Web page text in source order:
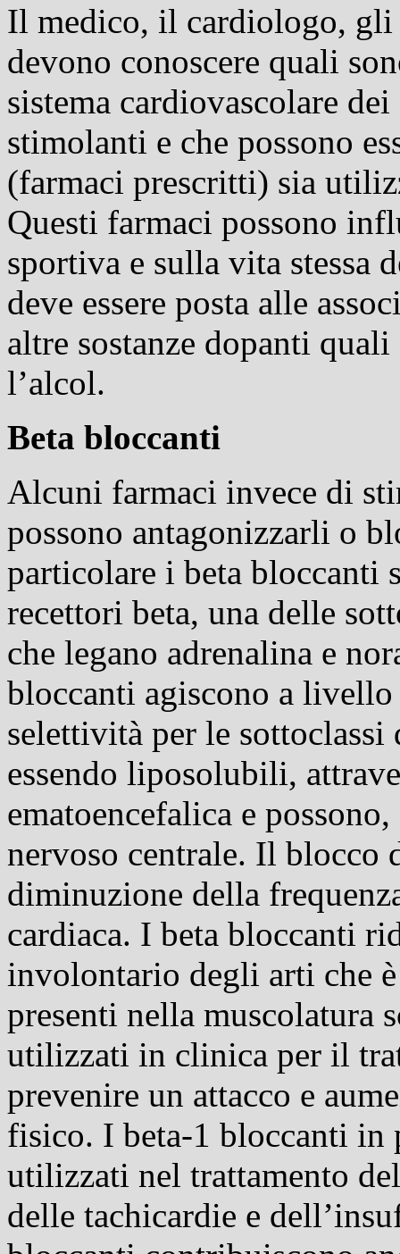
Il medico, il cardiologo,
devono conoscere quali
sistema cardiovascolare
stimolanti e che possono
(farmaci prescritti) sia
Questi farmaci possono
sportiva e sulla vita stessa
deve essere posta alle
altre sostanze dopanti
l’alcol.
Beta bloccanti
Alcuni farmaci invece di
possono antagonizzarli o
particolare i beta bloccanti
recettori beta, una delle
che legano adrenalina e
bloccanti agiscono a livello
selettività per le sottoclassi
essendo liposolubili,
ematoencefalica e
nervoso centrale. Il blocco
diminuzione della
cardiaca. I beta bloccanti
involontario degli arti che
presenti nella muscolatura
utilizzati in clinica per il
prevenire un attacco e
fisico. I beta-1 bloccanti
utilizzati nel trattamento
delle tachicardie e